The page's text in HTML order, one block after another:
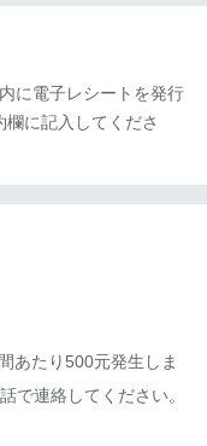
に電子レシートを発行
に記入してくださ
あたり500元発生しま
で連絡してください。